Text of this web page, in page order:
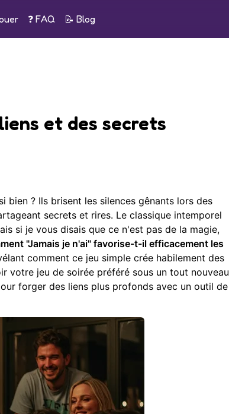
❓ FAQ 📝Blog
et des secrets
bien ? Ils brisent les silences gênants lors des
secrets et rires. Le classique intemporel
si je vous disais que ce n'est pas de la magie,
"Jamais je n'ai" favorise-t-il efficacement les
comment ce jeu simple crée habilement des
votre jeu de soirée préféré sous un tout nouveau
forger des liens plus profonds avec un outil de